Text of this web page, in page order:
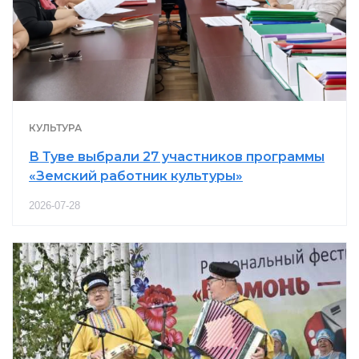
КУЛЬТУРА
В Туве выбрали 27 участников программы
«Земский работник культуры»
2026-07-28